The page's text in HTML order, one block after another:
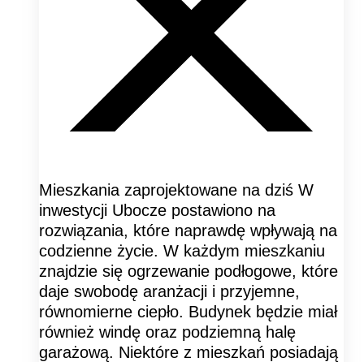
Mieszkania zaprojektowane na dziś W
inwestycji Ubocze postawiono na
rozwiązania, które naprawdę wpływają na
codzienne życie. W każdym mieszkaniu
znajdzie się ogrzewanie podłogowe, które
daje swobodę aranżacji i przyjemne,
równomierne ciepło. Budynek będzie miał
również windę oraz podziemną halę
garażową. Niektóre z mieszkań posiadają